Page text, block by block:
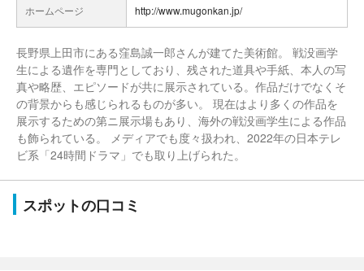
ホームページ http://www.mugonkan.jp/
長野県上田市にある窪島誠一郎さんが建てた美術館。 戦没画学
生による遺作を専門としており、残された道具や手紙、本人の写
真や略歴、エピソードが共に展示されている。作品だけでなくそ
の背景からも感じられるものが多い。 現在はより多くの作品を
展示するための第ニ展示場もあり、海外の戦没画学生による作品
も飾られている。 メディアでも度々扱われ、2022年の日本テレ
ビ系「24時間ドラマ」でも取り上げられた。
スポットの口コミ